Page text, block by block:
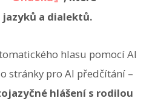
jazyků a dialektů.
hlasu pomocí AI
stránky pro AI předčítání –
hlášení s rodilou